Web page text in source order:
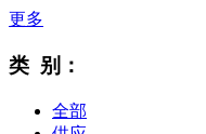
更多
类 别：
全部